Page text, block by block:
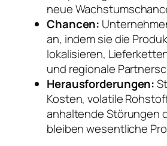
neue
Chancen:
an, indem sie die
lokalisieren,
und regionale
Herausforderungen:
Kosten, volatile
anhaltende Störungen
bleiben wesentliche